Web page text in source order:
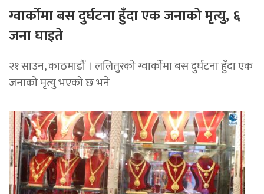
ग्वार्कोमा बस दुर्घटना हुँदा एक जनाको मृत्यु, ६
जना घाइते
२१ साउन, काठमाडौं । ललितुरको ग्वार्कोमा बस दुर्घटना हुँदा एक
जनाको मृत्यु भएको छ भने